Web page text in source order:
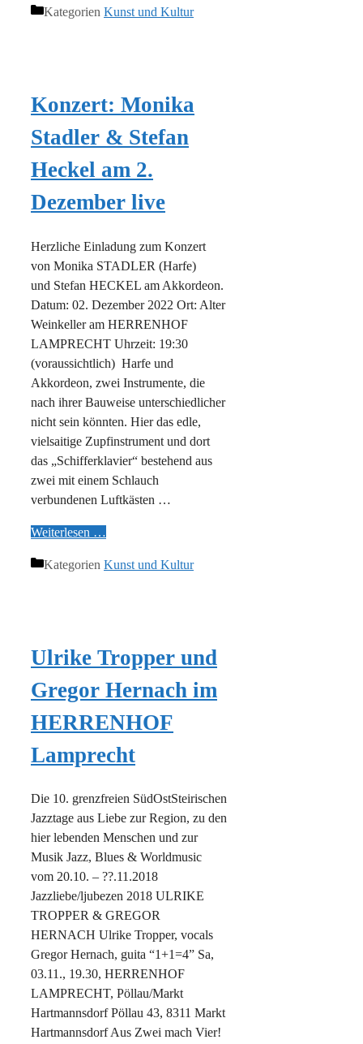
Kategorien Kunst und Kultur
Konzert: Monika
Stadler & Stefan
Heckel am 2.
Dezember live
Herzliche Einladung zum Konzert
von Monika STADLER (Harfe)
und Stefan HECKEL am Akkordeon.
Datum: 02. Dezember 2022 Ort: Alter
Weinkeller am HERRENHOF
LAMPRECHT Uhrzeit: 19:30
(voraussichtlich) Harfe und
Akkordeon, zwei Instrumente, die
nach ihrer Bauweise unterschiedlicher
nicht sein könnten. Hier das edle,
vielsaitige Zupfinstrument und dort
das „Schifferklavier“ bestehend aus
zwei mit einem Schlauch
verbundenen Luftkästen …
Weiterlesen …
Kategorien Kunst und Kultur
Ulrike Tropper und
Gregor Hernach im
HERRENHOF
Lamprecht
Die 10. grenzfreien SüdOstSteirischen
Jazztage aus Liebe zur Region, zu den
hier lebenden Menschen und zur
Musik Jazz, Blues & Worldmusic
vom 20.10. – ??.11.2018
Jazzliebe/ljubezen 2018 ULRIKE
TROPPER & GREGOR
HERNACH Ulrike Tropper, vocals
Gregor Hernach, guita “1+1=4” Sa,
03.11., 19.30, HERRENHOF
LAMPRECHT, Pöllau/Markt
Hartmannsdorf Pöllau 43, 8311 Markt
Hartmannsdorf Aus Zwei mach Vier!